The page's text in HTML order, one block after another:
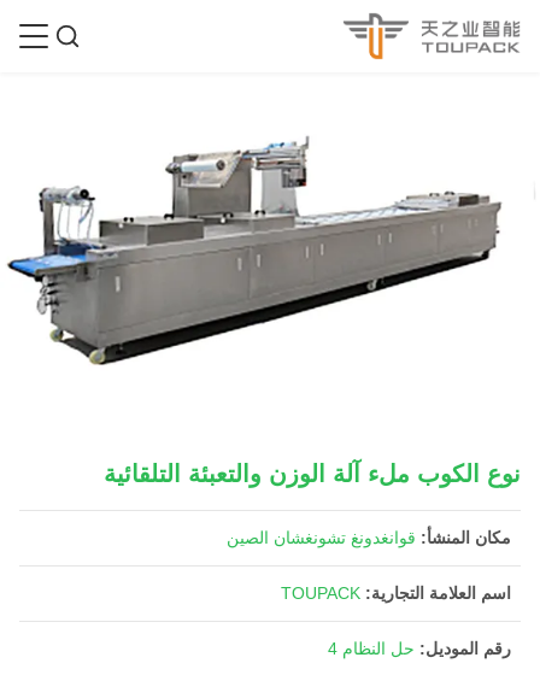
نوع الكوب ملء آلة الوزن والتعبئة التلقائية
مكان المنشأ: قوانغدونغ تشونغشان الصين
اسم العلامة التجارية: TOUPACK
رقم الموديل: حل النظام 4